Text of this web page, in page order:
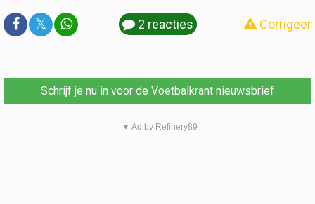
𝕏 2 reacties Corrigeer
Schrijf je nu in voor de Voetbalkrant nieuwsbrief
▼ Ad by Refinery89